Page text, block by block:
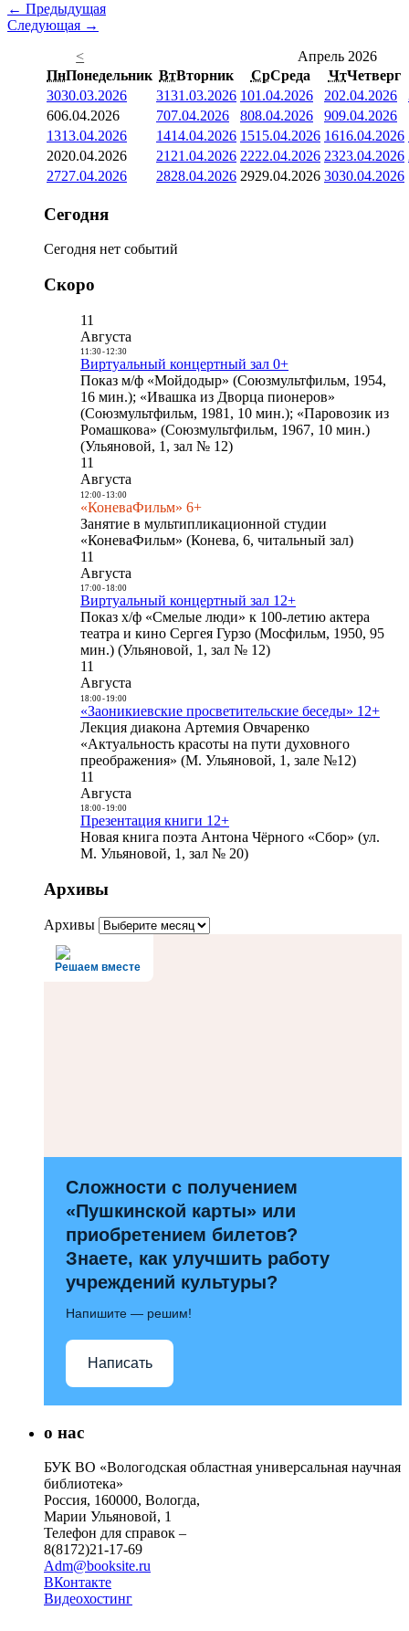
← Предыдущая
Следующая →
<
Апрель 2026
ПнПонедельник ВтВторник СрСреда ЧтЧетверг
3030.03.2026 3131.03.2026 101.04.2026 202.04.2026
606.04.2026 707.04.2026 808.04.2026 909.04.2026
1313.04.2026 1414.04.2026 1515.04.2026 1616.04.2026
2020.04.2026 21 21.04.2026 2222.04.2026 2323.04.2026
2727.04.2026 2828.04.2026 2929.04.2026 3030.04.2026
Сегодня
Сегодня нет событий
Скоро
11
Августа
11:30- 12:30
Виртуальный концертный зал 0+
Показ м/ф «Мойдодыр» (Союзмультфильм, 1954,
16 мин.); «Ивашка из Дворца пионеров»
(Союзмультфильм, 1981, 10 мин.); «Паровозик из
Ромашкова» (Союзмультфильм, 1967, 10 мин.)
(Ульяновой, 1, зал № 12)
11
Августа
12:00- 13:00
«КоневаФильм» 6+
Занятие в мультипликационной студии
«КоневаФильм» (Конева, 6, читальный зал)
11
Августа
17:00- 18:00
Виртуальный концертный зал 12+
Показ х/ф «Смелые люди» к 100-летию актера
театра и кино Сергея Гурзо (Мосфильм, 1950, 95
мин.) (Ульяновой, 1, зал № 12)
11
Августа
18:00- 19:00
«Заоникиевские просветительские беседы» 12+
Лекция диакона Артемия Овчаренко
«Актуальность красоты на пути духовного
преображения» (М. Ульяновой, 1, зале №12)
11
Августа
18:00- 19:00
Презентация книги 12+
Новая книга поэта Антона Чёрного «Сбор» (ул.
М. Ульяновой, 1, зал № 20)
Архивы
Архивы
Решаем вместе
Сложности с получением
«Пушкинской карты» или
приобретением билетов?
Знаете, как улучшить работу
учреждений культуры?
Напишите — решим!
Написать
о нас
БУК ВО «Вологодская областная универсальная научная
библиотека»
Россия, 160000, Вологда,
Марии Ульяновой, 1
Телефон для справок –
8(8172)21-17-69
Adm@booksite.ru
ВКонтакте
Видеохостинг